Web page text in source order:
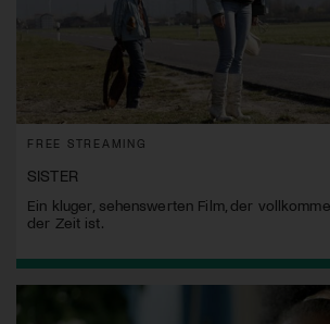
FREE STREAMING
SISTER
Ein kluger, sehenswerten Film, der
der Zeit ist.